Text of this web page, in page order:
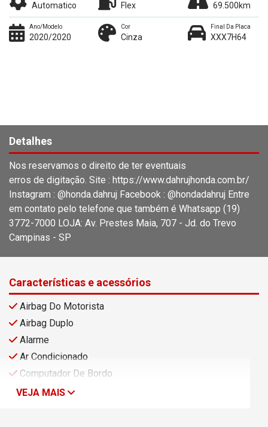
Automatico Flex 69.500km
Ano/Modelo
2020/2020
Cor
Cinza
Final Da Placa
XXX7H64
Detalhes
Nos reservamos o direito de ter eventuais
erros de digitação. Site : https://www.dahrujhonda.com.br/
Instagram : @honda.dahruj Facebook : @hondadahruj Entre
em contato pelo telefone que também é Whatsapp (19)
3772-7000 LOJA: Av. Prestes Maia, 707 - Jd. do Trevo
Campinas - SP
Características e acessórios
Airbag Do Motorista
Airbag Duplo
Alarme
Ar Condicionado
Computador De Bordo
VEJA MAIS